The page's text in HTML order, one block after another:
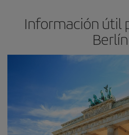
Información útil
Berlín